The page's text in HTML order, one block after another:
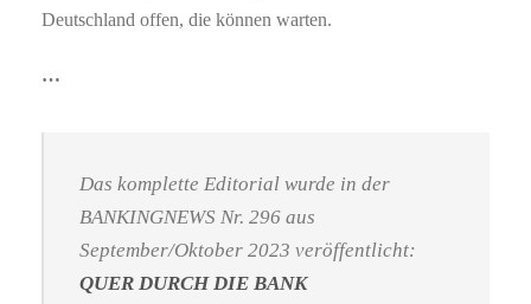
Deutschland offen, die können warten.
…
Das komplette Editorial wurde in der
BANKINGNEWS Nr. 296 aus
September/Oktober 2023 veröffentlicht:
QUER DURCH DIE BANK